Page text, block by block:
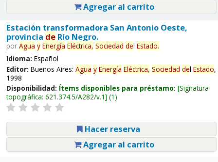
Agregar al carrito
Estación transformadora San Antonio Oeste,
provincia deRío Negro.
por Agua y Energía Eléctrica, Sociedad del Estado.
Idioma: Español
Editor: Buenos Aires: Agua y Energía Eléctrica, Sociedad del Estado,
1998
Disponibilidad: Ítems disponibles para préstamo: Signatura
topográfica: 621.374.5/A282/v.1 (1).
Hacer reserva
Agregar al carrito